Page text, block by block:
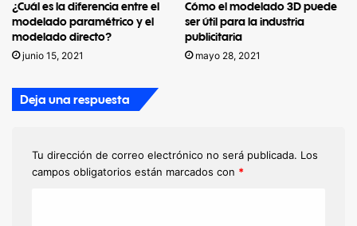
¿Cuál es la diferencia entre el
modelado paramétrico y el
modelado directo?
junio 15, 2021
Cómo el modelado 3D puede
ser útil para la industria
publicitaria
mayo 28, 2021
Deja una respuesta
Tu dirección de correo electrónico no será publicada. Los
campos obligatorios están marcados con *